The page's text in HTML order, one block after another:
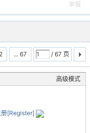
举报
2 ... 67 / 67 页
高级模式
[Register]